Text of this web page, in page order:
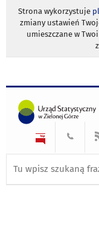
Strona wykorzystuje
zmiany ustawień
umieszczane w